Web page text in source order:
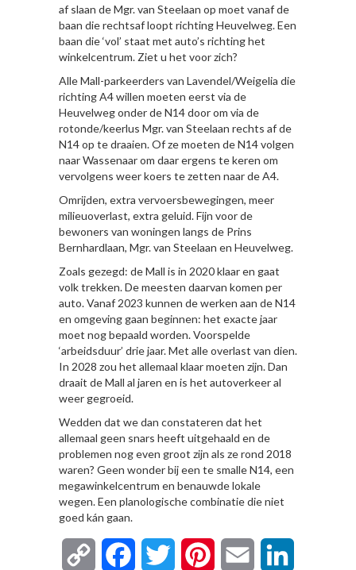
af slaan de Mgr. van Steelaan op moet vanaf de
baan die rechtsaf loopt richting Heuvelweg. Een
baan die ‘vol’ staat met auto’s richting het
winkelcentrum. Ziet u het voor zich?
Alle Mall-parkeerders van Lavendel/Weigelia die
richting A4 willen moeten eerst via de
Heuvelweg onder de N14 door om via de
rotonde/keerlus Mgr. van Steelaan rechts af de
N14 op te draaien. Of ze moeten de N14 volgen
naar Wassenaar om daar ergens te keren om
vervolgens weer koers te zetten naar de A4.
Omrijden, extra vervoersbewegingen, meer
milieuoverlast, extra geluid. Fijn voor de
bewoners van woningen langs de Prins
Bernhardlaan, Mgr. van Steelaan en Heuvelweg.
Zoals gezegd: de Mall is in 2020 klaar en gaat
volk trekken. De meesten daarvan komen per
auto. Vanaf 2023 kunnen de werken aan de N14
en omgeving gaan beginnen: het exacte jaar
moet nog bepaald worden. Voorspelde
‘arbeidsduur’ drie jaar. Met alle overlast van dien.
In 2028 zou het allemaal klaar moeten zijn. Dan
draait de Mall al jaren en is het autoverkeer al
weer gegroeid.
Wedden dat we dan constateren dat het
allemaal geen snars heeft uitgehaald en de
problemen nog even groot zijn als ze rond 2018
waren? Geen wonder bij een te smalle N14, een
megawinkelcentrum en benauwde lokale
wegen. Een planologische combinatie die niet
goed kán gaan.
Copy FacebookTwitter Pinterest Email